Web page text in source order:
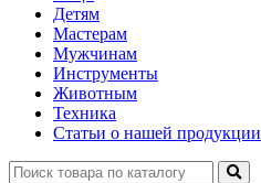
Детям
Мастерам
Мужчинам
Инструменты
Животным
Техника
Статьи о нашей продукции